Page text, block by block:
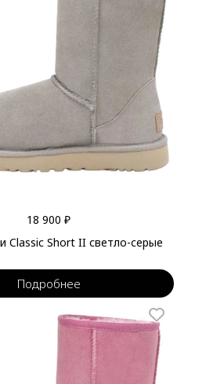
18 900 ₽
Classic Short II светло-серые
Подробнее